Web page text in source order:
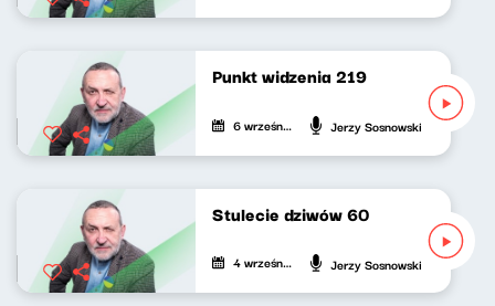
Punkt widzenia 219
6 września 2021 Jerzy Sosnowski
Stulecie dziwów 60
4 września 2021 Jerzy Sosnowski